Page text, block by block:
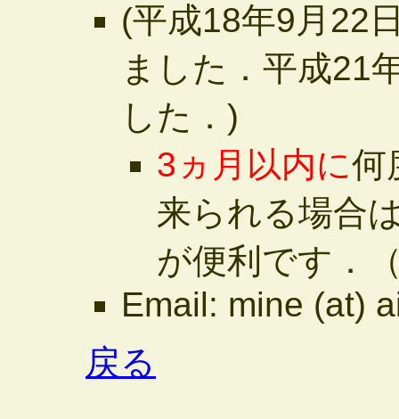
(平成18年9月22
ました．平成21
した．)
3ヵ月以内に何
来られる場合
が便利です．
Email: mine (at)
戻る